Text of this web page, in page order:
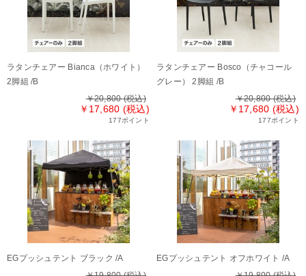
ラタンチェアー Bianca（ホワイト）
2脚組 /B
￥20,800(税込)
￥17,680 (税込)
177ポイント
ラタンチェアー Bosco（チャコール
グレー） 2脚組 /B
￥20,800(税込)
￥17,680 (税込)
177ポイント
EGプッシュテント ブラック /A
EGプッシュテント オフホワイト /A